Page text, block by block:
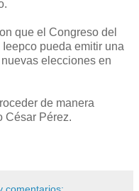
que el Congreso del
pueda emitir una
elecciones en
de manera
César Pérez.